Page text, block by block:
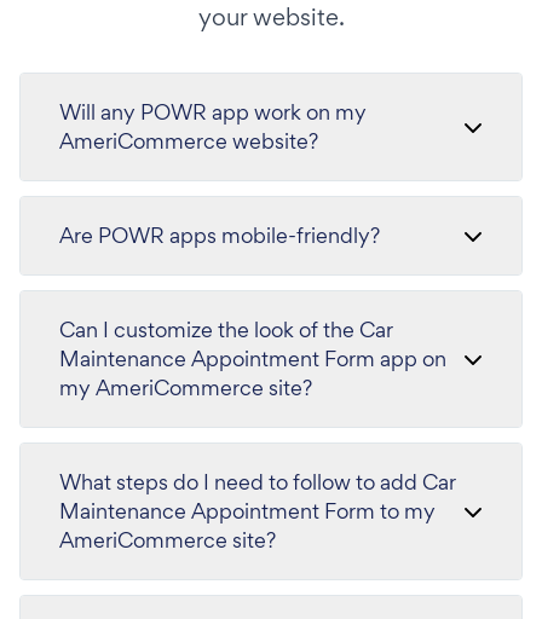
your website.
Will any POWR app work on my
AmeriCommerce website?
Are POWR apps mobile-friendly?
Can I customize the look of the Car
Maintenance Appointment Form app on
my AmeriCommerce site?
What steps do I need to follow to add Car
Maintenance Appointment Form to my
AmeriCommerce site?